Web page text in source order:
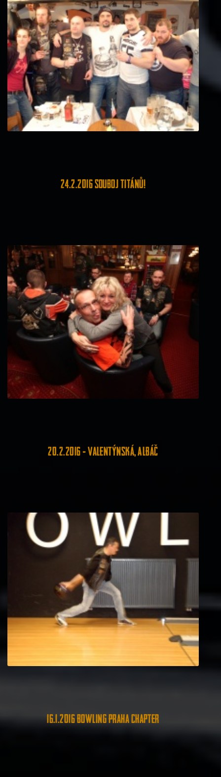
24.2.2016 Souboj Titánů!
20.2.2016 - Valentýnská, Albáč
16.1.2016 Bowling Praha Chapter